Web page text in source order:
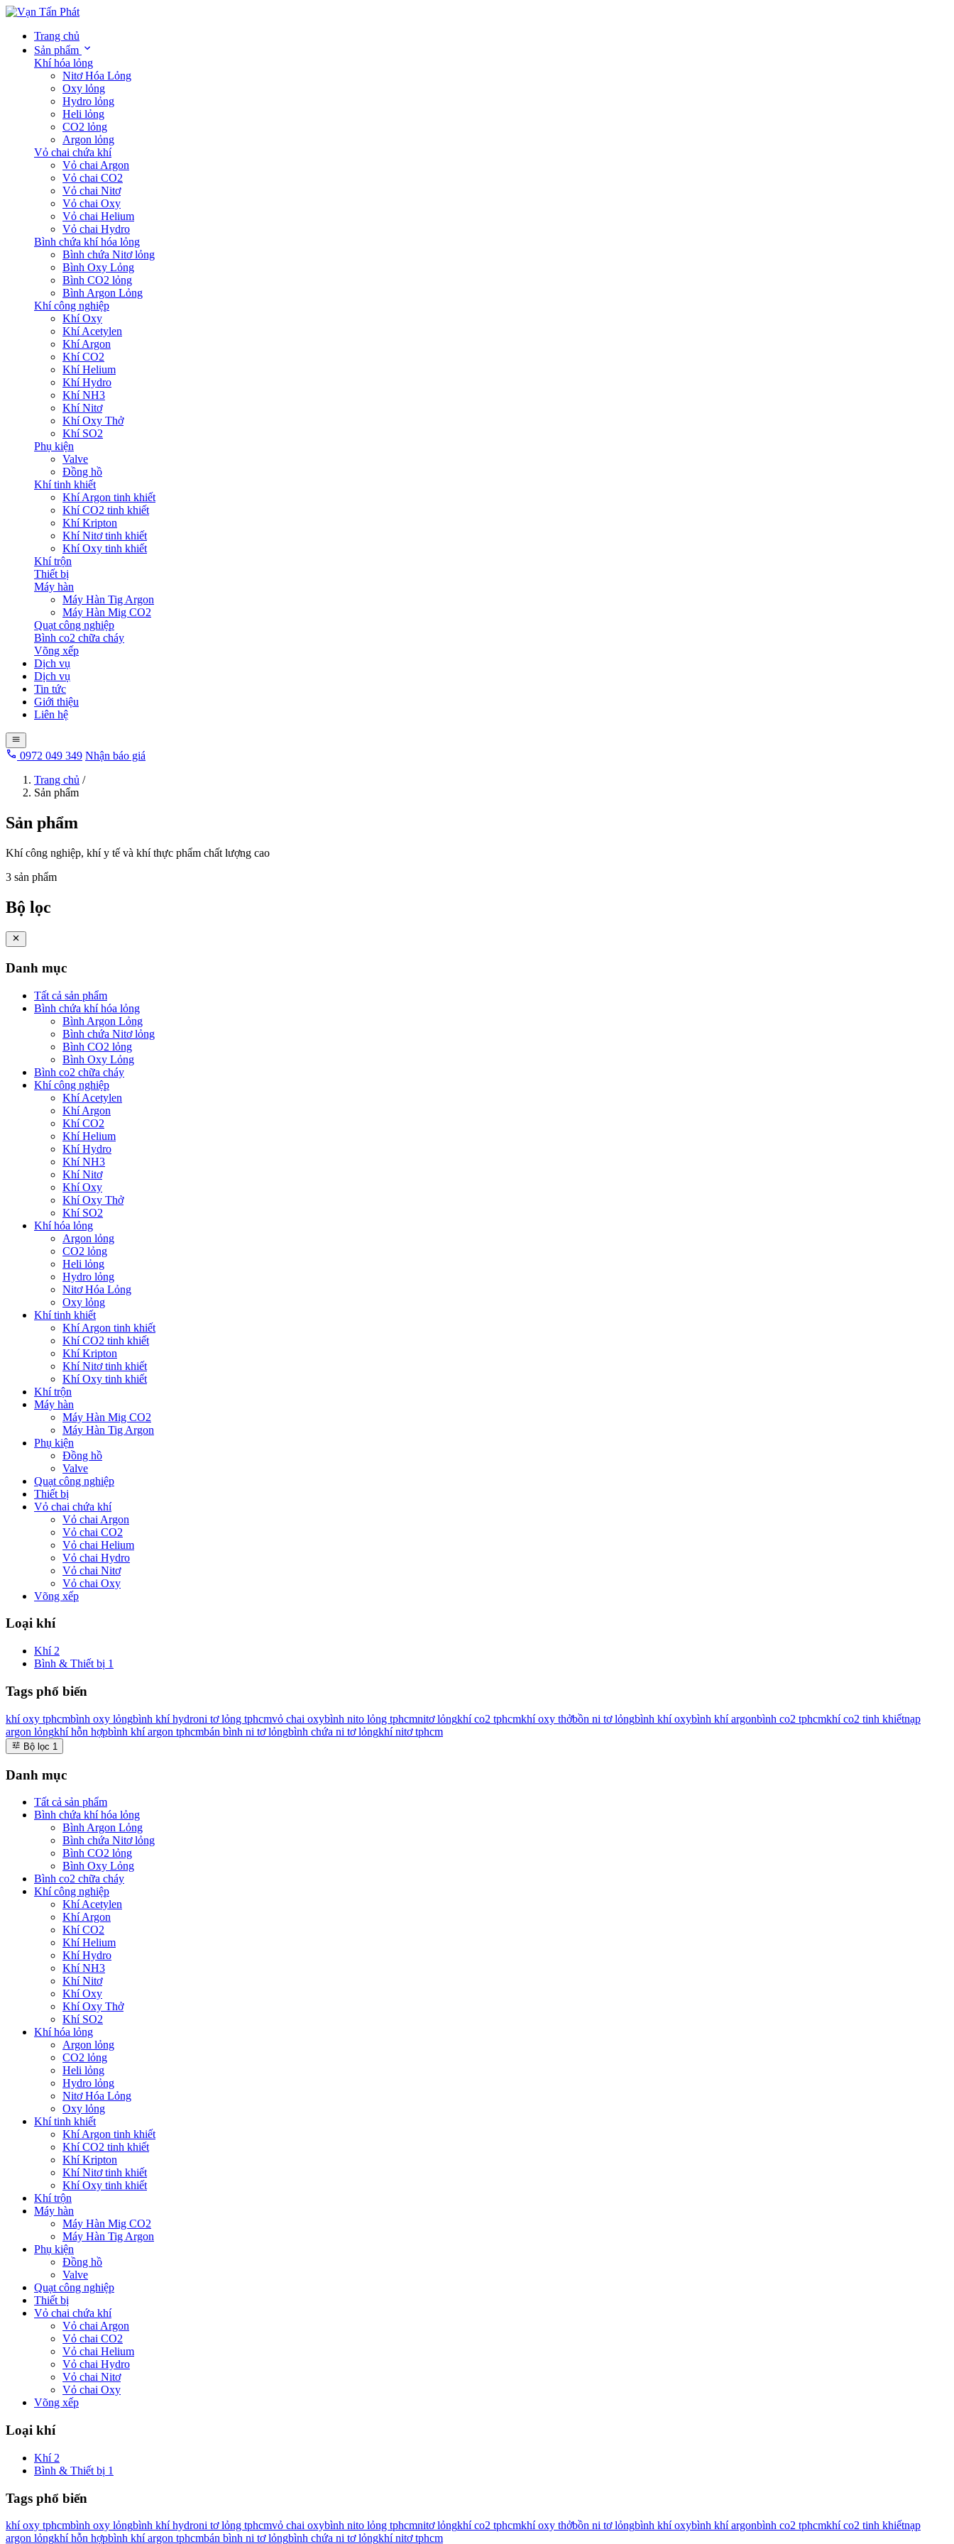
Trang chủ
Sản phẩm
Khí hóa lỏng
Nitơ Hóa Lỏng
Oxy lỏng
Hydro lỏng
Heli lỏng
CO2 lỏng
Argon lỏng
Vỏ chai chứa khí
Vỏ chai Argon
Vỏ chai CO2
Vỏ chai Nitơ
Vỏ chai Oxy
Vỏ chai Helium
Vỏ chai Hydro
Bình chứa khí hóa lỏng
Bình chứa Nitơ lỏng
Bình Oxy Lỏng
Bình CO2 lỏng
Bình Argon Lỏng
Khí công nghiệp
Khí Oxy
Khí Acetylen
Khí Argon
Khí CO2
Khí Helium
Khí Hydro
Khí NH3
Khí Nitơ
Khí Oxy Thở
Khí SO2
Phụ kiện
Valve
Đồng hồ
Khí tinh khiết
Khí Argon tinh khiết
Khí CO2 tinh khiết
Khí Kripton
Khí Nitơ tinh khiết
Khí Oxy tinh khiết
Khí trộn
Thiết bị
Máy hàn
Máy Hàn Tig Argon
Máy Hàn Mig CO2
Quạt công nghiệp
Bình co2 chữa cháy
Võng xếp
Dịch vụ
Dịch vụ
Tin tức
Giới thiệu
Liên hệ
0972 049 349 Nhận báo giá
Trang chủ /
Sản phẩm
Sản phẩm
Khí công nghiệp, khí y tế và khí thực phẩm chất lượng cao
3 sản phẩm
Bộ lọc
Danh mục
Tất cả sản phẩm
Bình chứa khí hóa lỏng
Bình Argon Lỏng
Bình chứa Nitơ lỏng
Bình CO2 lỏng
Bình Oxy Lỏng
Bình co2 chữa cháy
Khí công nghiệp
Khí Acetylen
Khí Argon
Khí CO2
Khí Helium
Khí Hydro
Khí NH3
Khí Nitơ
Khí Oxy
Khí Oxy Thở
Khí SO2
Khí hóa lỏng
Argon lỏng
CO2 lỏng
Heli lỏng
Hydro lỏng
Nitơ Hóa Lỏng
Oxy lỏng
Khí tinh khiết
Khí Argon tinh khiết
Khí CO2 tinh khiết
Khí Kripton
Khí Nitơ tinh khiết
Khí Oxy tinh khiết
Khí trộn
Máy hàn
Máy Hàn Mig CO2
Máy Hàn Tig Argon
Phụ kiện
Đồng hồ
Valve
Quạt công nghiệp
Thiết bị
Vỏ chai chứa khí
Vỏ chai Argon
Vỏ chai CO2
Vỏ chai Helium
Vỏ chai Hydro
Vỏ chai Nitơ
Vỏ chai Oxy
Võng xếp
Loại khí
Khí 2
Bình & Thiết bị 1
Tags phổ biến
khí oxy tphcmbình oxy lỏngbình khí hydroni tơ lỏng tphcmvỏ chai oxybình nito lỏng tphcmnitơ lỏngkhí co2 tphcmkhí oxy thởbồn ni tơ lỏngbình khí oxybình khí argonbình co2 tphcmkhí co2 tinh khiếtnạp
argon lỏngkhí hỗn hợpbình khí argon tphcmbán bình ni tơ lỏngbình chứa ni tơ lỏngkhí nitơ tphcm
Bộ lọc 1
Danh mục
Tất cả sản phẩm
Bình chứa khí hóa lỏng
Bình Argon Lỏng
Bình chứa Nitơ lỏng
Bình CO2 lỏng
Bình Oxy Lỏng
Bình co2 chữa cháy
Khí công nghiệp
Khí Acetylen
Khí Argon
Khí CO2
Khí Helium
Khí Hydro
Khí NH3
Khí Nitơ
Khí Oxy
Khí Oxy Thở
Khí SO2
Khí hóa lỏng
Argon lỏng
CO2 lỏng
Heli lỏng
Hydro lỏng
Nitơ Hóa Lỏng
Oxy lỏng
Khí tinh khiết
Khí Argon tinh khiết
Khí CO2 tinh khiết
Khí Kripton
Khí Nitơ tinh khiết
Khí Oxy tinh khiết
Khí trộn
Máy hàn
Máy Hàn Mig CO2
Máy Hàn Tig Argon
Phụ kiện
Đồng hồ
Valve
Quạt công nghiệp
Thiết bị
Vỏ chai chứa khí
Vỏ chai Argon
Vỏ chai CO2
Vỏ chai Helium
Vỏ chai Hydro
Vỏ chai Nitơ
Vỏ chai Oxy
Võng xếp
Loại khí
Khí 2
Bình & Thiết bị 1
Tags phổ biến
khí oxy tphcmbình oxy lỏngbình khí hydroni tơ lỏng tphcmvỏ chai oxybình nito lỏng tphcmnitơ lỏngkhí co2 tphcmkhí oxy thởbồn ni tơ lỏngbình khí oxybình khí argonbình co2 tphcmkhí co2 tinh khiếtnạp
argon lỏngkhí hỗn hợpbình khí argon tphcmbán bình ni tơ lỏngbình chứa ni tơ lỏngkhí nitơ tphcm